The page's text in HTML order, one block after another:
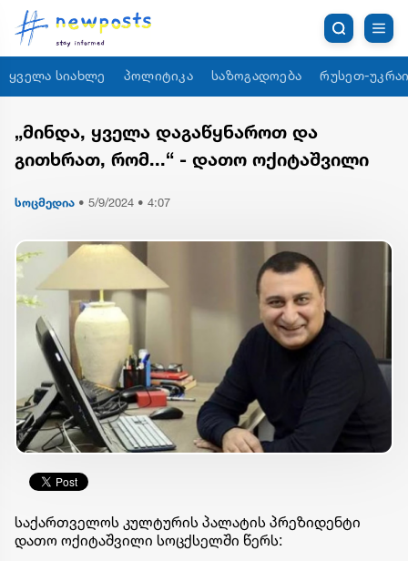
ყველა სიახლე პოლიტიკა საზოგადოება რუსეთ-
„მინდა, ყველა დაგაწყნაროთ და
გითხრათ, რომ...“ - დათო ოქიტაშვილი
სოცმედია • 5/9/2024 • 4:07
საქართველოს კულტურის პალატის პრეზიდენტი
დათო ოქიტაშვილი სოცქსელში წერს: